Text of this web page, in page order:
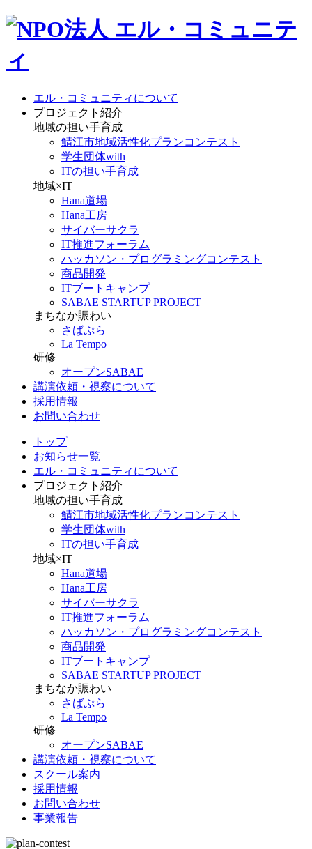
エル・コミュニティについて
プロジェクト紹介
地域の担い手育成
鯖江市地域活性化プランコンテスト
学生団体with
ITの担い手育成
地域×IT
Hana道場
Hana工房
サイバーサクラ
IT推進フォーラム
ハッカソン・プログラミングコンテスト
商品開発
ITブートキャンプ
SABAE STARTUP PROJECT
まちなか賑わい
さばぷら
La Tempo
研修
オープンSABAE
講演依頼・視察について
採用情報
お問い合わせ
トップ
お知らせ一覧
エル・コミュニティについて
プロジェクト紹介
地域の担い手育成
鯖江市地域活性化プランコンテスト
学生団体with
ITの担い手育成
地域×IT
Hana道場
Hana工房
サイバーサクラ
IT推進フォーラム
ハッカソン・プログラミングコンテスト
商品開発
ITブートキャンプ
SABAE STARTUP PROJECT
まちなか賑わい
さばぷら
La Tempo
研修
オープンSABAE
講演依頼・視察について
スクール案内
採用情報
お問い合わせ
事業報告